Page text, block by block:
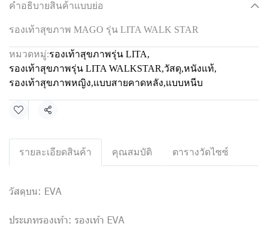
คำอธิบายสินค้าแบบย่อ
รองเท้าสุขภาพ MAGO รุ่น LITA WALK STAR
หมวดหมู่:รองเท้าสุขภาพรุ่น LITA,
รองเท้าสุขภาพรุ่น LITA WALKSTAR,วัสดุ,หนังแท้,
รองเท้าสุขภาพหญิง,แบบสายคาดหลัง,แบบหนีบ
แชร์
รายละเอียดสินค้า คุณสมบัติ ตารางวัดไซซ์
วัสดุบน: EVA
ประเภทรองเท้า: รองเท้า EVA